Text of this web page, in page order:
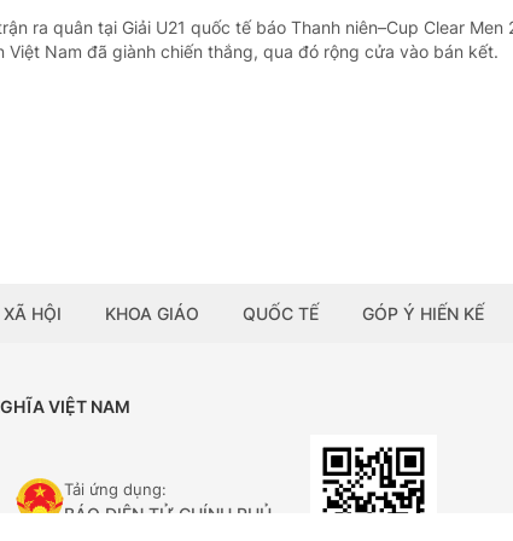
ra quân tại Giải U21 quốc tế báo Thanh niên–Cup Clear Men
Việt Nam đã giành chiến thắng, qua đó rộng cửa vào bán kết.
XÃ HỘI KHOA GIÁO QUỐC TẾ GÓP Ý HIẾN KẾ
VIỆT NAM
Tải ứng dụng:
BÁO ĐIỆN TỬ CHÍNH PHỦ